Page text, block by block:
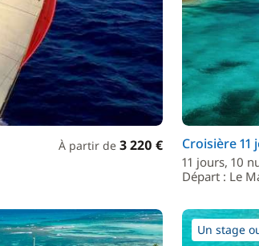
À partir de 3 220 € Croisière 11
11 jours, 10
Départ : Le
Un stage